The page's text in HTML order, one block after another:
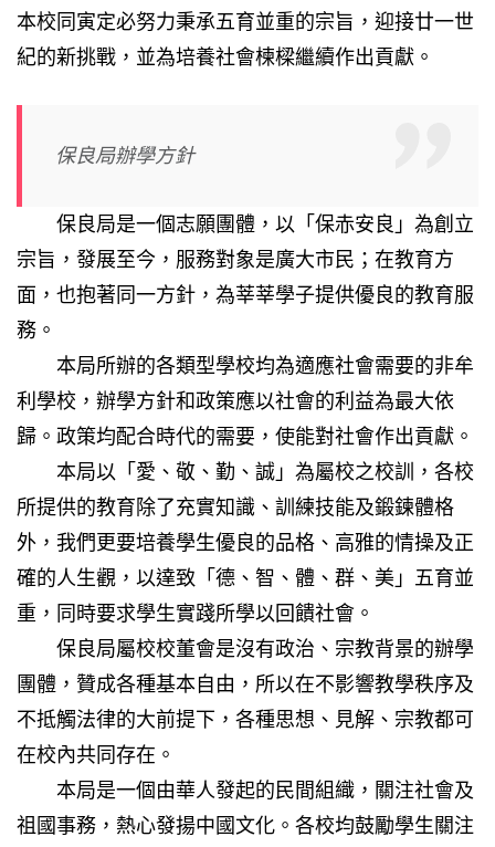
本校同寅定必努力秉承五育並重的宗旨，迎接廿一世
紀的新挑戰，並為培養社會楝樑繼續作出貢獻。
保良局辦學方針
保良局是一個志願團體，以「保赤安良」為創立
宗旨，發展至今，服務對象是廣大市民；在教育方
面，也抱著同一方針，為莘莘學子提供優良的教育服
務。
本局所辦的各類型學校均為適應社會需要的非牟
利學校，辦學方針和政策應以社會的利益為最大依
歸。政策均配合時代的需要，使能對社會作出貢獻。
本局以「愛、敬、勤、誠」為屬校之校訓，各校
所提供的教育除了充實知識、訓練技能及鍛鍊體格
外，我們更要培養學生優良的品格、高雅的情操及正
確的人生觀，以達致「德、智、體、群、美」五育並
重，同時要求學生實踐所學以回饋社會。
保良局屬校校董會是沒有政治、宗教背景的辦學
團體，贊成各種基本自由，所以在不影響教學秩序及
不抵觸法律的大前提下，各種思想、見解、宗教都可
在校內共同存在。
本局是一個由華人發起的民間組織，關注社會及
祖國事務，熱心發揚中國文化。各校均鼓勵學生關注